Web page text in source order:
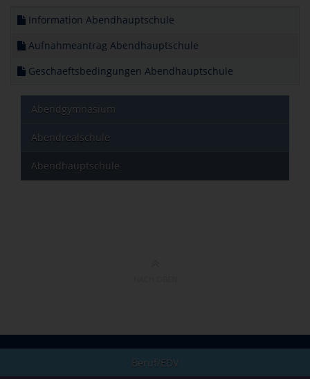
Information Abendhauptschule
Aufnahmeantrag Abendhauptschule
Geschaeftsbedingungen Abendhauptschule
Abendgymnasium
Abendrealschule
Abendhauptschule
Beruf/EDV